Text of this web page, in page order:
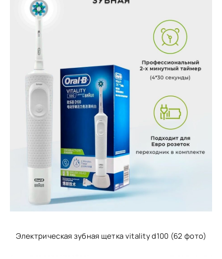
Электрическая зубная щетка vitality d100 (62 фото)